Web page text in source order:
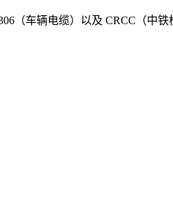
（车辆电缆）以及 CRCC（中